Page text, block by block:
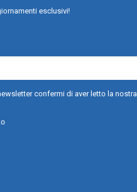
esclusivi!
confermi di aver letto la nostra